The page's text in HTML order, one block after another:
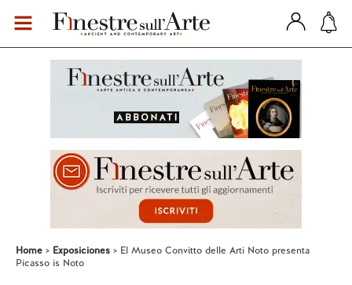
Home Exposiciones
El Museo Convitto delle Arti Noto presenta
Picasso is Noto